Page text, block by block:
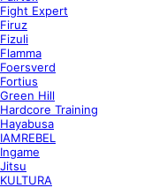
Fight Expert
Firuz
Fizuli
Flamma
Foersverd
Fortius
Green Hill
Hardcore Training
Hayabusa
IAMREBEL
Ingame
Jitsu
KULTURA